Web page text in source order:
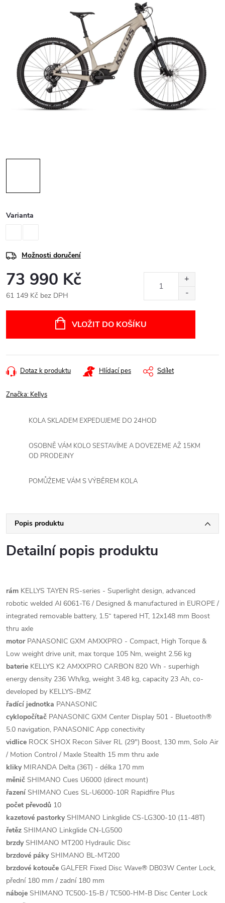
Varianta
Možnosti doručení
73 990 Kč
61 149 Kč bez DPH
VLOŽIT DO KOŠÍKU
Dotaz k produktu Hlídací pes Sdílet
Značka: Kellys
KOLA SKLADEM EXPEDUJEME DO 24HOD
OSOBNĚ VÁM KOLO SESTAVÍME A DOVEZEME AŽ 15KM
OD PRODEJNY
POMŮŽEME VÁM S VÝBĚREM KOLA
Popis produktu
Detailní popis produktu
rám KELLYS TAYEN RS-series - Superlight design, advanced
robotic welded Al 6061-T6 / Designed & manufactured in EUROPE /
integrated removable battery, 1.5“ tapered HT, 12x148 mm Boost
thru axle
motorPANASONIC GXM AMXXPRO - Compact, High Torque &
Low weight drive unit, max torque 105 Nm, weight 2.56 kg
baterie KELLYS K2 AMXXPRO CARBON 820 Wh - superhigh
energy density 236 Wh/kg, weight 3.48 kg, capacity 23 Ah, co-
developed by KELLYS-BMZ
řadící jednotka PANASONIC
cyklopočítač PANASONIC GXM Center Display 501 - Bluetooth®
5.0 navigation, PANASONIC App conectivity
vidlice ROCK SHOX Recon Silver RL (29") Boost, 130 mm, Solo Air
/ Motion Control / Maxle Stealth 15 mm thru axle
klikyMIRANDA Delta (36T) - délka 170 mm
měnič SHIMANO Cues U6000 (direct mount)
řazení SHIMANO Cues SL-U6000-10R Rapidfire Plus
počet převodů 10
kazetové pastorkySHIMANO Linkglide CS-LG300-10 (11-48T)
řetěz SHIMANO Linkglide CN-LG500
brzdySHIMANO MT200 Hydraulic Disc
brzdové pákySHIMANO BL-MT200
brzdové kotouče GALFER Fixed Disc Wave® DB03W Center Lock,
přední 180 mm / zadní 180 mm
náboje SHIMANO TC500-15-B / TC500-HM-B Disc Center Lock